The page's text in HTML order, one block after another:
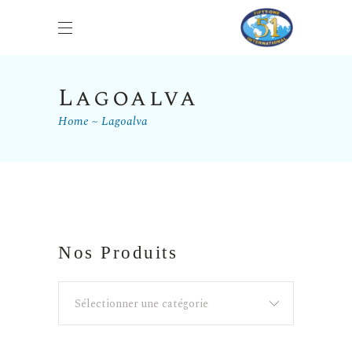
Lagoalva
Home Lagoalva
Nos Produits
Sélectionner une catégorie